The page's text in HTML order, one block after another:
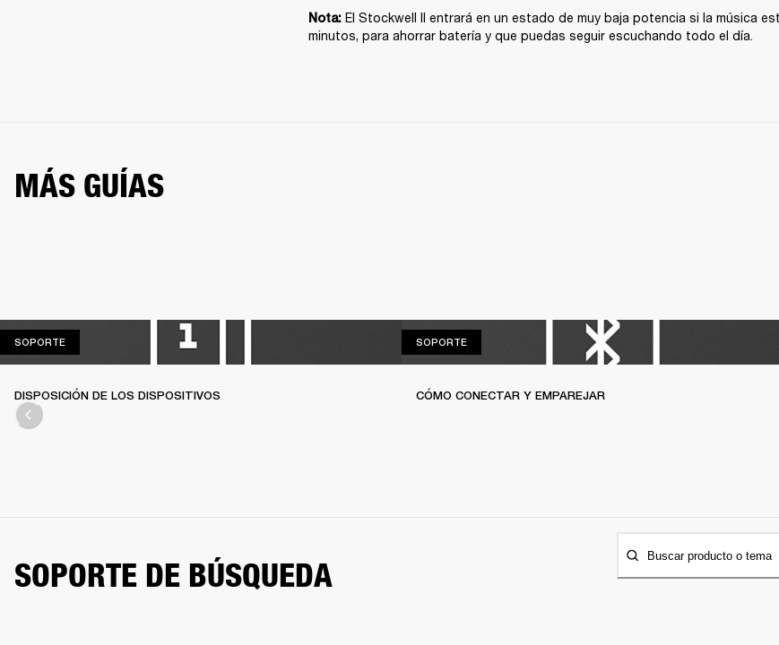
Nota: El Stockwell II entrará en un estado de muy baja potencia si la música
minutos, para ahorrar batería y que puedas seguir escuchando todo el día.
MÁS GUÍAS
SOPORTESOPORTE
DISPOSICIÓN DE LOS DISPOSITIVOS
SOPORTESOPORTE
CÓMO CONECTAR Y EMPAREJAR
SOPORTE DE BÚSQUEDA Buscar producto o tema